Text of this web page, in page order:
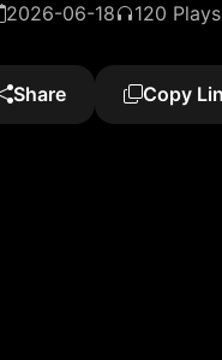
2026-06-18 120 Plays
Share Copy